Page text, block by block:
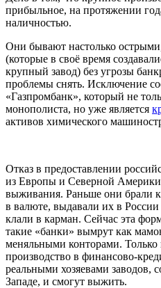
прибыльное, на протяжении
наличностью.
Они бывают настолько
(которые в своё время
крупный завод) без угрозы
проблемы снять. Исключение
«Газпромбанк», который не
монополиста, но уже является
активов химического
Отказ в предоставлении
из Европы и Северной Америки
выживания. Раньше они брали
в валюте, выдавали их в
клали в карман. Сейчас эта
такие «банки» вымрут как
меняльными конторами. Только
производство в финансово-
реальными хозяевами заводов,
Западе, и смогут выжить.